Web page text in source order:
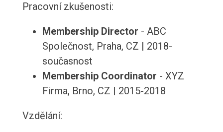
Pracovní zkušenosti:
Membership Director - ABC
Společnost, Praha, CZ | 2018-
současnost
Membership Coordinator - XYZ
Firma, Brno, CZ | 2015-2018
Vzdělání: